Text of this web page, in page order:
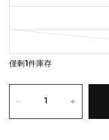
僅剩 1 件庫存